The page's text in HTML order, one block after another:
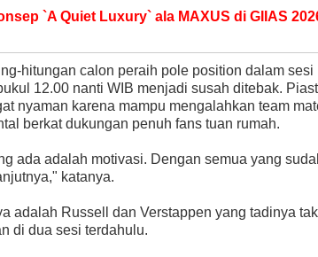
`A Quiet Luxury` ala MAXUS di GIIAS
hitungan calon peraih pole position dalam
12.00 nanti WIB menjadi susah ditebak.
nyaman karena mampu mengalahkan team
berkat dukungan penuh fans tuan rumah.
ada adalah motivasi. Dengan semua yang
katanya.
adalah Russell dan Verstappen yang tadinya
di dua sesi terdahulu.